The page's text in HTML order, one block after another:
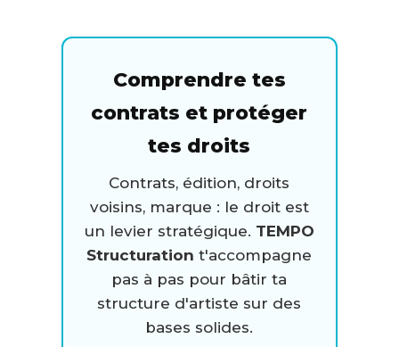
Comprendre tes
contrats et protéger
tes droits
Contrats, édition, droits
voisins, marque : le droit est
un levier stratégique. TEMPO
Structuration t'accompagne
pas à pas pour bâtir ta
structure d'artiste sur des
bases solides.